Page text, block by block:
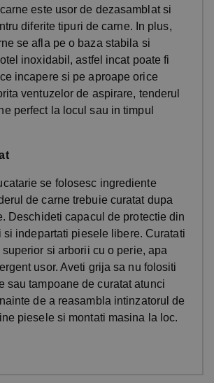
este usor de dezasamblat si
diferite tipuri de carne. In plus,
se afla pe o baza stabila si
inoxidabil, astfel incat poate fi
incapere si pe aproape orice
ventuzelor de aspirare, tenderul
perfect la locul sau in timpul
se folosesc ingrediente
de carne trebuie curatat dupa
Deschideti capacul de protectie din
si indepartati piesele libere. Curatati
si arborii cu o perie, apa
usor. Aveti grija sa nu folositi
sau tampoane de curatat atunci
de a reasambla intinzatorul de
piesele si montati masina la loc.